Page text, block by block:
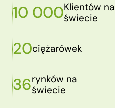
10 000Klientów na
świecie
20ciężarówek
36rynków na
świecie